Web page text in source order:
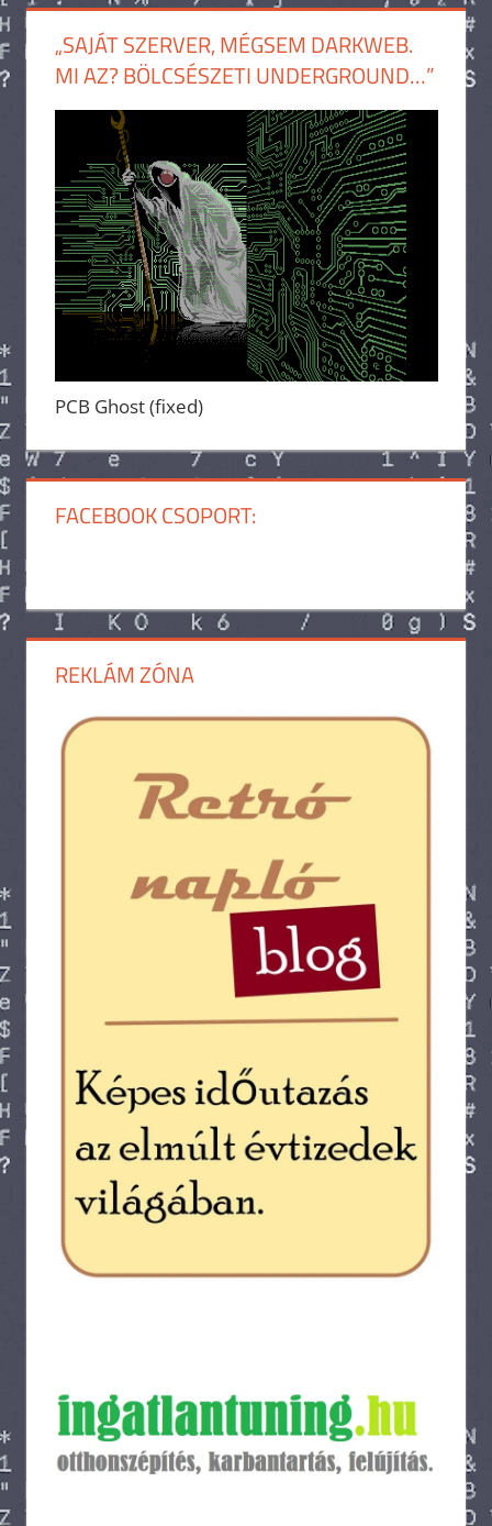
„SAJÁT SZERVER, MÉGSEM DARKWEB.
MI AZ? BÖLCSÉSZETI UNDERGROUND…”
PCB Ghost (fixed)
FACEBOOK CSOPORT:
REKLÁM ZÓNA